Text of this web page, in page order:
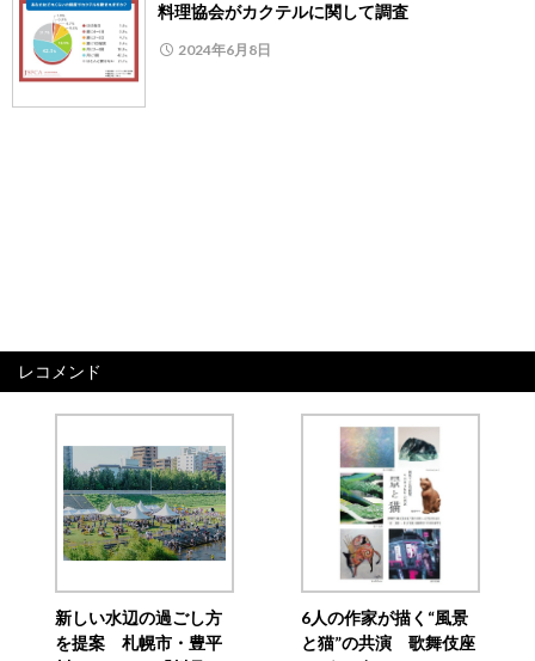
料理協会がカクテルに関して調査
2024年6月8日
レコメンド
新しい水辺の過ごし方
を提案 札幌市・豊平
6人の作家が描く“風景
と猫”の共演 歌舞伎座